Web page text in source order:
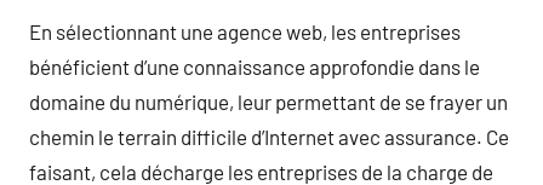
En sélectionnant une agence web, les entreprises
bénéficient d’une connaissance approfondie dans le
domaine du numérique, leur permettant de se frayer un
chemin le terrain difficile d’Internet avec assurance. Ce
faisant, cela décharge les entreprises de la charge de